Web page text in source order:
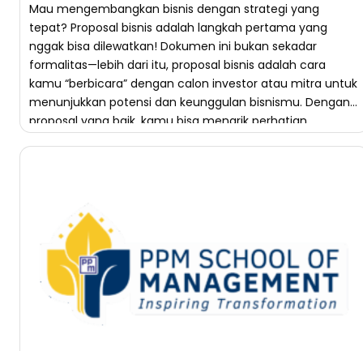
Mau mengembangkan bisnis dengan strategi yang
tepat? Proposal bisnis adalah langkah pertama yang
nggak bisa dilewatkan! Dokumen ini bukan sekadar
formalitas—lebih dari itu, proposal bisnis adalah cara
kamu “berbicara” dengan calon investor atau mitra untuk
menunjukkan potensi dan keunggulan bisnismu. Dengan
proposal yang baik, kamu bisa menarik perhatian,